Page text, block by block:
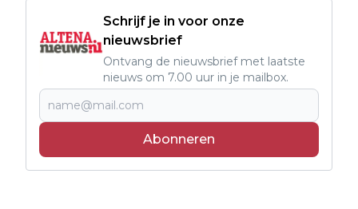
Schrijf je in voor onze
nieuwsbrief
Ontvang de nieuwsbrief met laatste
nieuws om 7.00 uur in je mailbox.
Abonneren